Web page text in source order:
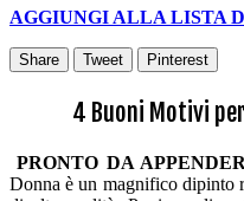
AGGIUNGI ALLA LISTA
Share Tweet Pinterest
4 Buoni Motivi
PRONTO DA
Donna è un magnifico dipinto